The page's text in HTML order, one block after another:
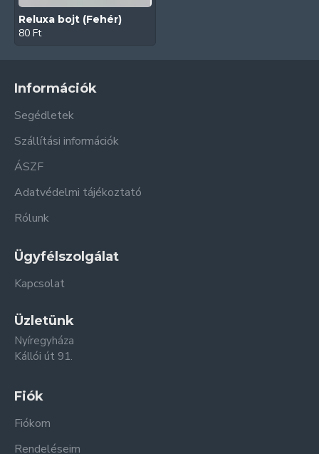
Reluxa bojt (Fehér)
80 Ft
Információk
Segédletek
Szállítási információk
ÁSZF
Adatvédelmi tájékoztató
Rólunk
Ügyfélszolgálat
Kapcsolat
Üzletünk
Nyíregyháza
Kállói út 91.
Fiók
Fiókom
Rendeléseim